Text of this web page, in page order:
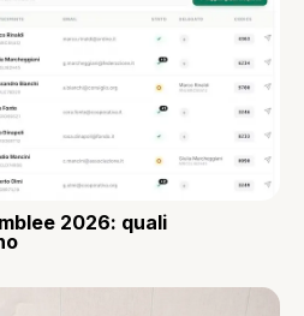
2026: quali